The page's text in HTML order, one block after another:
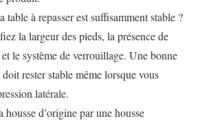
table à repasser est suffisamment stable ?
la largeur des pieds, la présence de
le système de verrouillage. Une bonne
rester stable même lorsque vous
latérale.
housse d’origine par une housse